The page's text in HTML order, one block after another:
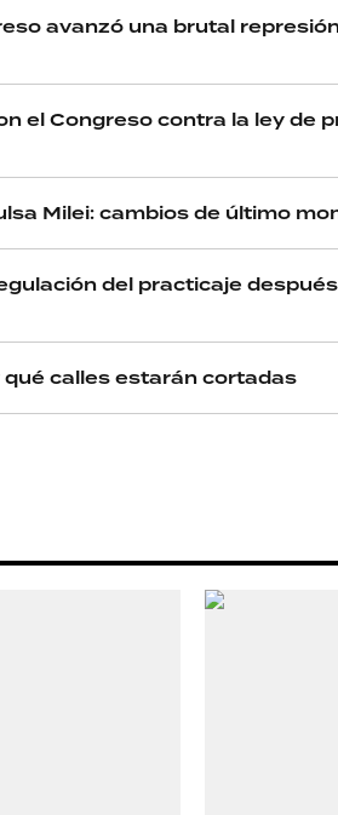
avanzó una brutal
el Congreso contra la ley de
Milei: cambios de último
del practicaje
qué calles estarán cortadas